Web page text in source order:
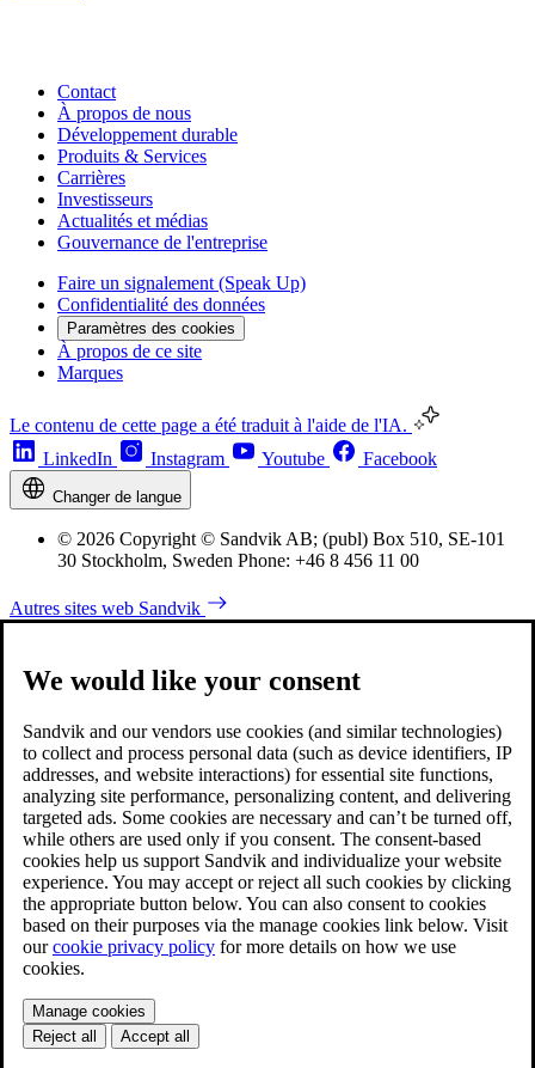
Contact
À propos de nous
Développement durable
Produits & Services
Carrières
Investisseurs
Actualités et médias
Gouvernance de l'entreprise
Faire un signalement (Speak Up)
Confidentialité des données
Paramètres des cookies
À propos de ce site
Marques
Le contenu de cette page a été traduit à l'aide de l'IA.
LinkedIn
Instagram Youtube Facebook
Changer de langue
© 2026 Copyright © Sandvik AB; (publ) Box 510, SE-101
30 Stockholm, Sweden Phone: +46 8 456 11 00
Autres sites web Sandvik
We would like your consent
Sandvik and our vendors use cookies (and similar technologies)
to collect and process personal data (such as device identifiers, IP
addresses, and website interactions) for essential site functions,
analyzing site performance, personalizing content, and delivering
targeted ads. Some cookies are necessary and can’t be turned off,
while others are used only if you consent. The consent-based
cookies help us support Sandvik and individualize your website
experience. You may accept or reject all such cookies by clicking
the appropriate button below. You can also consent to cookies
based on their purposes via the manage cookies link below. Visit
ourcookie privacy policy for more details on how we use
cookies.
Manage cookies
Reject all
Accept all